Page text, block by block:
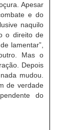
Apesar
e do
naquilo
o direito de
lamentar”,
Mas o
Depois
mudou.
de verdade
do